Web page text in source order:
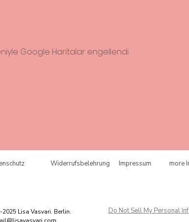
Google Haritalar engellendi.
Widerrufsbelehrung Impressum more
Lisa Vasvari. Berlin.
Do Not Sell My Personal